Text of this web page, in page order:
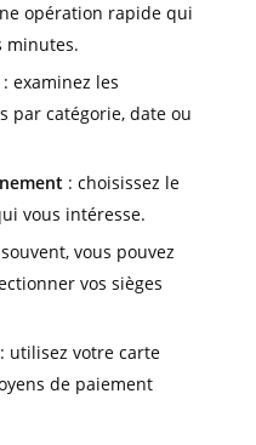
opération rapide qui
minutes.
: examinez les
par catégorie, date ou
: choisissez le
vous intéresse.
vous pouvez
vos sièges
: utilisez votre carte
de paiement